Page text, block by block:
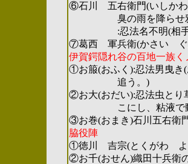
⑥石川 五右衛門(いしかわ
臭の雨を降らせ鴉の
:忍法名不明(相手の腕
⑦葛西 軍兵衛(かさい ぐ
伊賀鍔隠れ谷の百地一族く
①お箙(おふく):忍法男曳き
追う。)
②お大(おだい):忍法虫とり
こにし、粘液で動
③お巻(おまき)石川五右衛
脇役陣
①徳川 吉宗(とくがわ よ
②お千(おせん)織田十兵衛の